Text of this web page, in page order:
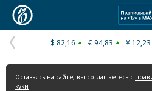
Предыдущая
страница
$ 82,16 € 94,83 ¥ 12,23
Оставаясь на сайте, вы соглашаетесь с
куки